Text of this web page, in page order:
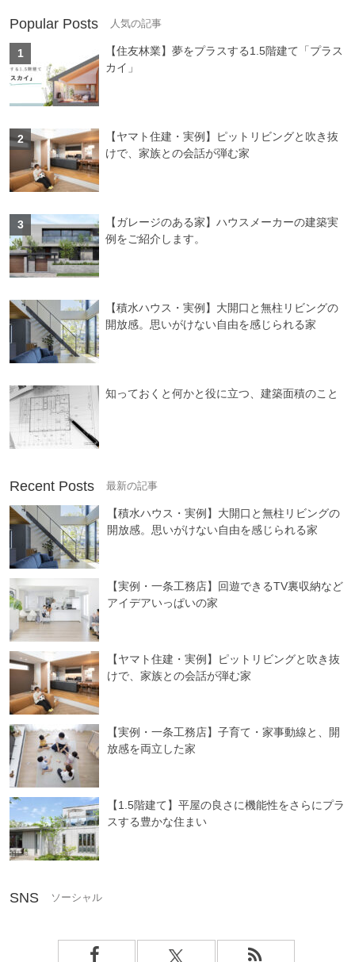
Popular Posts
【住友林業】夢をプラスする1.5階建て「プラス
カイ」
【ヤマト住建・実例】ピットリビングと吹き抜
けで、家族との会話が弾む家
【ガレージのある家】ハウスメーカーの建築実
例をご紹介します。
【積水ハウス・実例】大開口と無柱リビングの
開放感。思いがけない自由を感じられる家
知っておくと何かと役に立つ、建築面積のこと
Recent Posts
【積水ハウス・実例】大開口と無柱リビングの
開放感。思いがけない自由を感じられる家
【実例・一条工務店】回遊できるTV裏収納など
アイデアいっぱいの家
【ヤマト住建・実例】ピットリビングと吹き抜
けで、家族との会話が弾む家
【実例・一条工務店】子育て・家事動線と、開
放感を両立した家
【1.5階建て】平屋の良さに機能性をさらにプラ
スする豊かな住まい
SNS